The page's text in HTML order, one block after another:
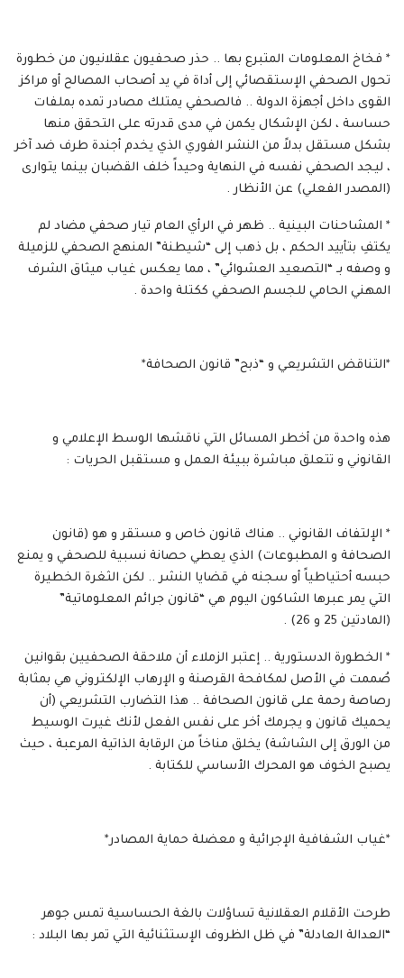
* فخاخ المعلومات المتبرع بها .. حذر صحفيون عقلانيون من خطورة
تحول الصحفي الإستقصائي إلى أداة في يد أصحاب المصالح أو مراكز
القوى داخل أجهزة الدولة .. فالصحفي يمتلك مصادر تمده بملفات
حساسة ، لكن الإشكال يكمن في مدى قدرته على التحقق منها
بشكل مستقل بدلاً من النشر الفوري الذي يخدم أجندة طرف ضد آخر
، ليجد الصحفي نفسه في النهاية وحيداً خلف القضبان بينما يتوارى
(المصدر الفعلي) عن الأنظار .
* المشاحنات البينية .. ظهر في الرأي العام تيار صحفي مضاد لم
يكتفِ بتأييد الحكم ، بل ذهب إلى “شيطنة” المنهج الصحفي للزميلة
و وصفه بـ “التصعيد العشوائي” ، مما يعكس غياب ميثاق الشرف
المهني الحامي للجسم الصحفي ككتلة واحدة .
*التناقض التشريعي و “ذبح” قانون الصحافة*
هذه واحدة من أخطر المسائل التي ناقشها الوسط الإعلامي و
القانوني و تتعلق مباشرة ببيئة العمل و مستقبل الحريات :
* الإلتفاف القانوني .. هناك قانون خاص و مستقر و هو (قانون
الصحافة و المطبوعات) الذي يعطي حصانة نسبية للصحفي و يمنع
حبسه أحتياطياً أو سجنه في قضايا النشر .. لكن الثغرة الخطيرة
التي يمر عبرها الشاكون اليوم هي “قانون جرائم المعلوماتية”
(المادتين 25 و 26) .
* الخطورة الدستورية .. إعتبر الزملاء أن ملاحقة الصحفيين بقوانين
صُممت في الأصل لمكافحة القرصنة و الإرهاب الإلكتروني هي بمثابة
رصاصة رحمة على قانون الصحافة .. هذا التضارب التشريعي (أن
يحميك قانون و يجرمك أخر على نفس الفعل لأنك غيرت الوسيط
من الورق إلى الشاشة) يخلق مناخاً من الرقابة الذاتية المرعبة ، حيث
يصبح الخوف هو المحرك الأساسي للكتابة .
*غياب الشفافية الإجرائية و معضلة حماية المصادر*
طرحت الأقلام العقلانية تساؤلات بالغة الحساسية تمس جوهر
“العدالة العادلة” في ظل الظروف الإستثنائية التي تمر بها البلاد :